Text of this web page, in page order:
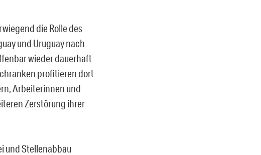
die Rolle des
und Uruguay nach
wieder dauerhaft
profitieren dort
Arbeiterinnen und
Zerstörung ihrer
und Stellenabbau